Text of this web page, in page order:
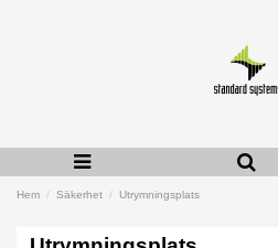
Hem Säkerhet Utrymningsplats